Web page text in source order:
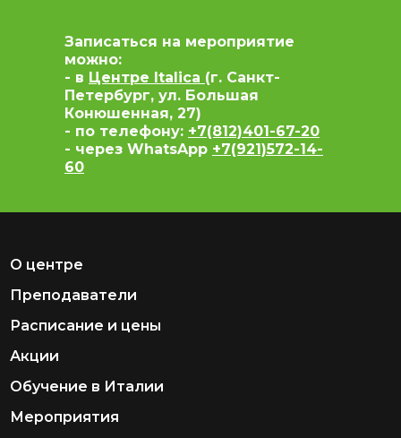
Записаться на мероприятие
можно:
- в Центре Italica (г. Санкт-
Петербург, ул. Большая
Конюшенная, 27)
- по телефону: +7(812)401-67-20
- через WhatsApp +7(921)572-14-
60
О центре
Преподаватели
Расписание и цены
Акции
Обучение в Италии
Мероприятия